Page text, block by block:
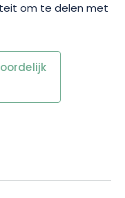
om te delen met